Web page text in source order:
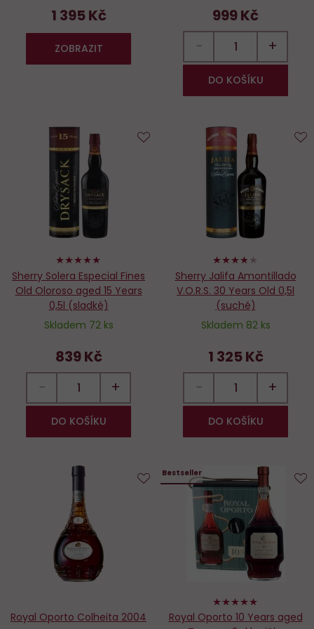
1 395 Kč
ZOBRAZIT
999 Kč
− +
DO KOŠÍKU
100%
Sherry Solera Especial Fines
Old Oloroso aged 15 Years
0,5l (sladké)
Skladem 72 ks
839 Kč
− +
DO KOŠÍKU
76%
Sherry Jalifa Amontillado
V.O.R.S. 30 Years Old 0,5l
(suché)
Skladem 82 ks
1 325 Kč
− +
DO KOŠÍKU
Royal Oporto Colheita 2004
oblíbených
Bestseller
98%
Royal Oporto 10 Years aged